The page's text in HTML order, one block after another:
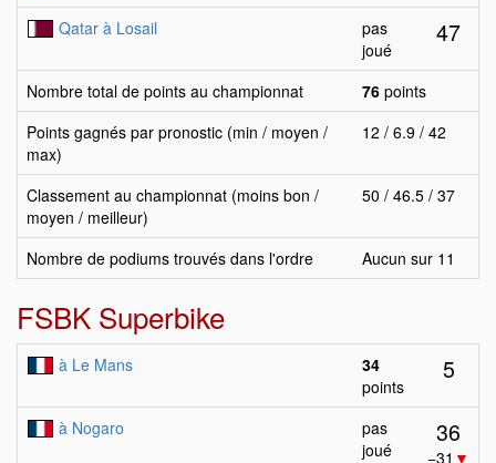
Qatar à Losail
pas
joué
47
Nombre total de points au championnat 76 points
Points gagnés par pronostic (min / moyen /
max)
12 / 6.9 / 42
Classement au championnat (moins bon /
moyen / meilleur)
50 / 46.5 / 37
Nombre de podiums trouvés dans l'ordre Aucun sur 11
FSBK Superbike
à Le Mans
34
points
5
à Nogaro
pas
joué
36
−31 ▼